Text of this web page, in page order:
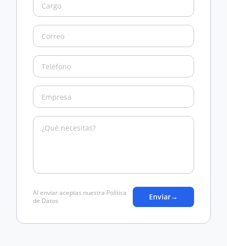
Al enviar aceptas nuestra Política
de Datos
Enviar→